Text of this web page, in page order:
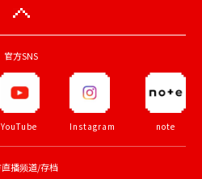
官方SNS
YouTube Instagram note
直播频道/存档